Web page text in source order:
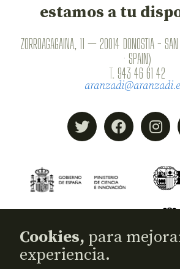
estamos a tu
ZORROAGAGAINA, 11 — 20014 DONOSTIA - SAN
· SPAIN)
T. 943 46 61 42
Cookies, para
experiencia.